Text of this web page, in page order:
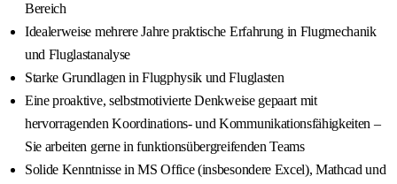
Bereich
Idealerweise mehrere Jahre praktische Erfahrung in Flugmechanik
und Fluglastanalyse
Starke Grundlagen in Flugphysik und Fluglasten
Eine proaktive, selbstmotivierte Denkweise gepaart mit
hervorragenden Koordinations- und Kommunikationsfähigkeiten –
Sie arbeiten gerne in funktionsübergreifenden Teams
Solide Kenntnisse in MS Office (insbesondere Excel), Mathcad und